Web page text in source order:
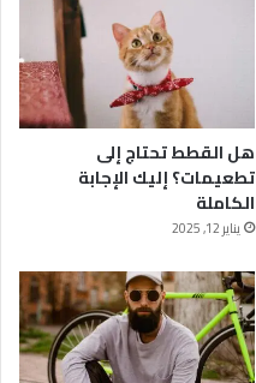
هل القطط تحتاج إلى
تطعيمات؟ إليك الإجابة
الكاملة
يناير 12, 2025